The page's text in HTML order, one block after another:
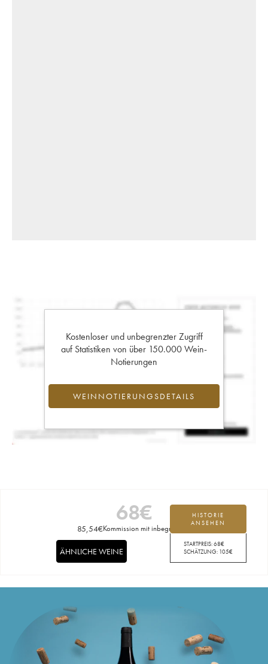
Kostenloser und unbegrenzter Zugriff
auf Statistiken von über 150.000 Wein-
Notierungen
WEINNOTIERUNGSDETAILS
68€
85,54€Kommission mit inbegriffen
HISTORIE
ANSEHEN
STARTPREIS:68€
SCHÄTZUNG: 105€
ÄHNLICHE WEINE